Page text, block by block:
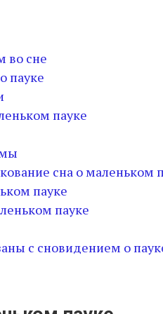
во сне
пауке
пауке
сна о маленьком
пауке
пауке
с сновидением о